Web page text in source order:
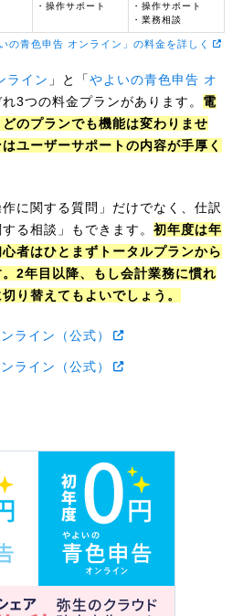
・操作サポート
・操作サポート
・業務相談
いの青色申告 オンライン」の料金を詳しく
ライン 」と「やよいの青色申告 オ
3つの料金プランがあります。 電
のプランでも機能は変わりませ
ユーザーサポートの内容が手厚く
に関する質問」だけでなく、仕訳
る相談」もできます。 初年度は年
者はひとまずトータルプランから
2年目以降、もし会計業務に慣れ
り替えてもよいでしょう。
ライン（公式）
ライン（公式）